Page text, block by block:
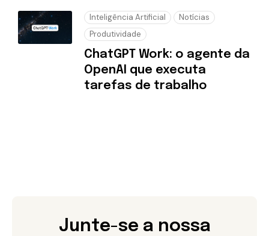
Inteligência Artificial
Notícias
Produtividade
ChatGPT Work: o agente da
OpenAI que executa
tarefas de trabalho
Junte-se a nossa